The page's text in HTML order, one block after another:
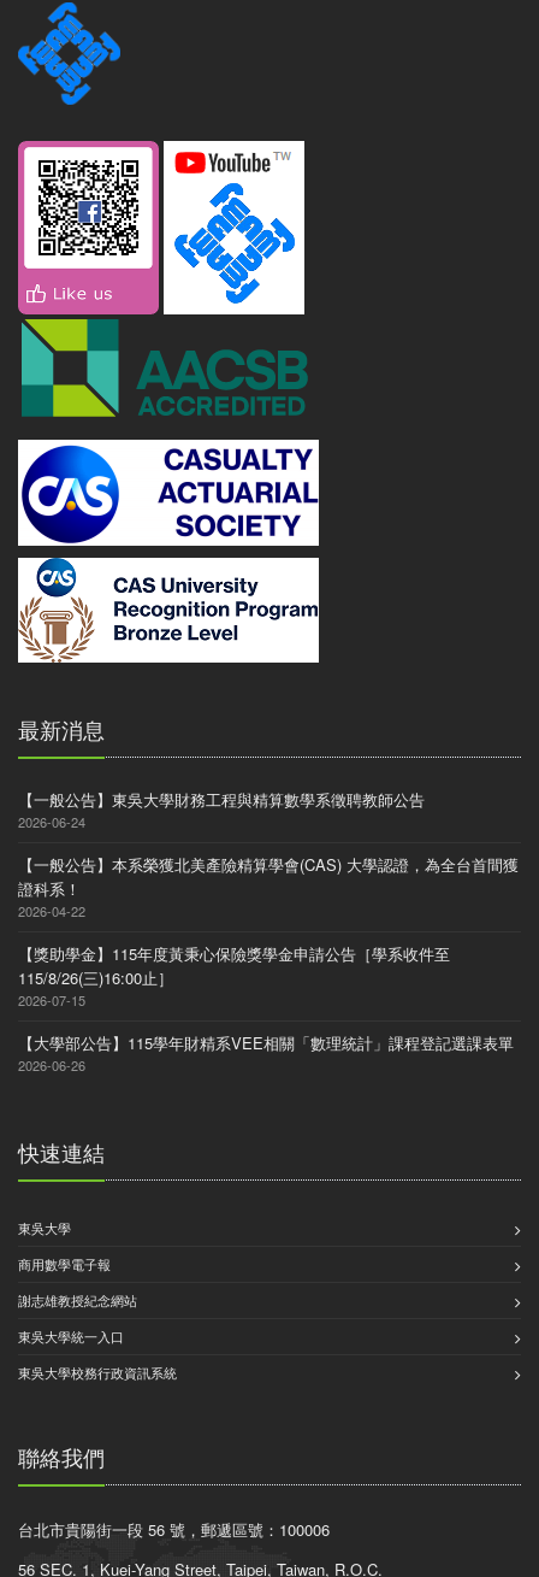
最新消息
【一般公告】東吳大學財務工程與精算數學系徵聘教師公告
2026-06-24
【一般公告】本系榮獲北美產險精算學會(CAS) 大學認證，為全台首間獲
證科系！
2026-04-22
【獎助學金】115年度黃秉心保險獎學金申請公告［學系收件至
115/8/26(三)16:00止］
2026-07-15
【大學部公告】115學年財精系VEE相關「數理統計」課程登記選課表單
2026-06-26
快速連結
東吳大學
商用數學電子報
謝志雄教授紀念網站
東吳大學統一入口
東吳大學校務行政資訊系統
聯絡我們
台北市貴陽街一段 56 號，郵遞區號：100006
56 SEC. 1, Kuei-Yang Street, Taipei, Taiwan, R.O.C.